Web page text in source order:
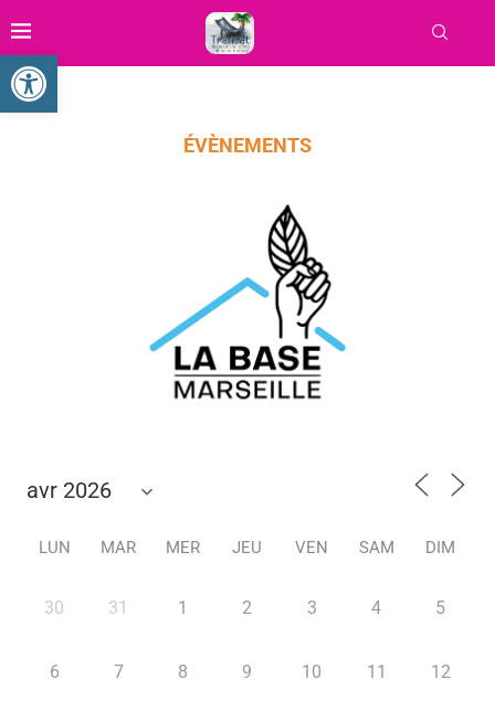
Ouvrir la barre d’outils
ÉVÈNEMENTS
LUN MAR MER JEU VEN SAM DIM
30 31 1 2 3 4 5
6 7 8 9 10 11 12